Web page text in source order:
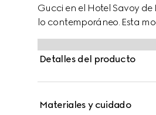
Gucci en el Hotel Savoy
lo contemporáneo. Esta
con correas para el
acolchada para mayor
Detalles del producto
Materiales y cuidado